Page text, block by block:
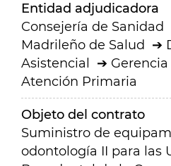
Entidad adjudicadora
Consejería de Sanidad
Madrileño de Salud
Asistencial
Atención Primaria
Objeto del contrato
Suministro de
odontología II para las